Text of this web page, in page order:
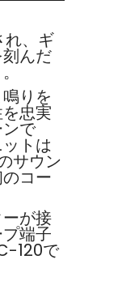
れ、ギ
んだ
りを
忠実
で
トは
サウン
コー
が接
端子
120で